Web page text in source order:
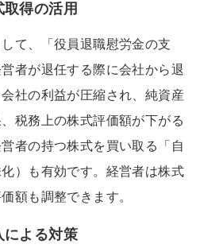
得の活用
て、「役員退職慰労金の支
者が退任する際に会社から退
社の利益が圧縮され、純資産
税務上の株式評価額が下がる
者の持つ株式を買い取る「自
）も有効です。経営者は株式
額も調整できます。
による対策